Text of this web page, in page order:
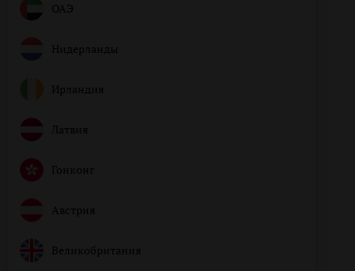
ОАЭ
Нидерланды
Ирландия
Латвия
Гонконг
Австрия
Великобритания